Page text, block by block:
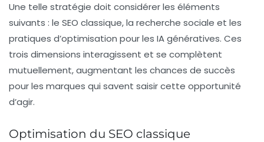
Une telle stratégie doit considérer les éléments
suivants : le SEO classique, la recherche sociale et les
pratiques d’optimisation pour les IA génératives. Ces
trois dimensions interagissent et se complètent
mutuellement, augmentant les chances de succès
pour les marques qui savent saisir cette opportunité
d’agir.
Optimisation du SEO classique